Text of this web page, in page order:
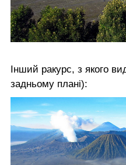
Інший ракурс, з якого
задньому плані):